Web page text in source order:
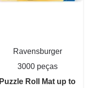
Ravensburger
3000 peças
Puzzle Roll Mat up to